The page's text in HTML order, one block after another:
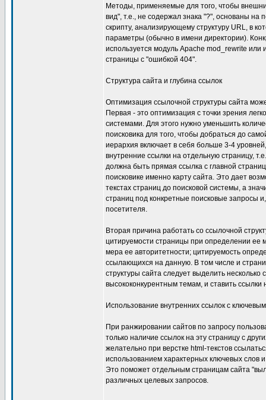
Методы, применяемые для того, чтобы
вид", т.е., не содержал знака "?", основаны на
скрипту, анализирующему структуру URL, в
параметры (обычно в имени директории).
используется модуль Apache mod_rewrite или
страницы с "ошибкой 404".
Структура сайта и глубина ссылок
Оптимизация ссылочной структуры сайта
Первая - это оптимизация с точки зрения
системами. Для этого нужно уменьшить
поисковика для того, чтобы добраться до
иерархия включает в себя больше 3-4
внутренние ссылки на отдельную страницу,
должна быть прямая ссылка с главной
поисковике именно карту сайта. Это дает
текстах страниц до поисковой системы, а
страниц под конкретные поисковые запросы
посетителя.
Вторая причина работать со ссылочной
цитируемости страницы при определении ее
мера ее авторитетности; цитируемость
ссылающихся на данную. В том числе и
структуры сайта следует выделить
высококонкурентным темам, и ставить
Использование внутренних ссылок с
При ранжировании сайтов по запросу
только наличие ссылок на эту страницу с
желательно при верстке html-текстов
использованием характерных ключевых слов
Это поможет отдельным страницам сайта
различных целевых запросов.